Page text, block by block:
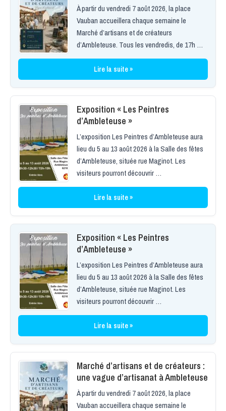
À partir du vendredi 7 août 2026, la place
Vauban accueillera chaque semaine le
Marché d’artisans et de créateurs
d’Ambleteuse. Tous les vendredis, de 17h …
Lire la suite »
Exposition « Les Peintres
d’Ambleteuse »
L’exposition Les Peintres d’Ambleteuse aura
lieu du 5 au 13 août 2026 à la Salle des fêtes
d’Ambleteuse, située rue Maginot. Les
visiteurs pourront découvrir …
Lire la suite »
Exposition « Les Peintres
d’Ambleteuse »
L’exposition Les Peintres d’Ambleteuse aura
lieu du 5 au 13 août 2026 à la Salle des fêtes
d’Ambleteuse, située rue Maginot. Les
visiteurs pourront découvrir …
Lire la suite »
Marché d’artisans et de créateurs :
une vague d’artisanat à Ambleteuse
À partir du vendredi 7 août 2026, la place
Vauban accueillera chaque semaine le